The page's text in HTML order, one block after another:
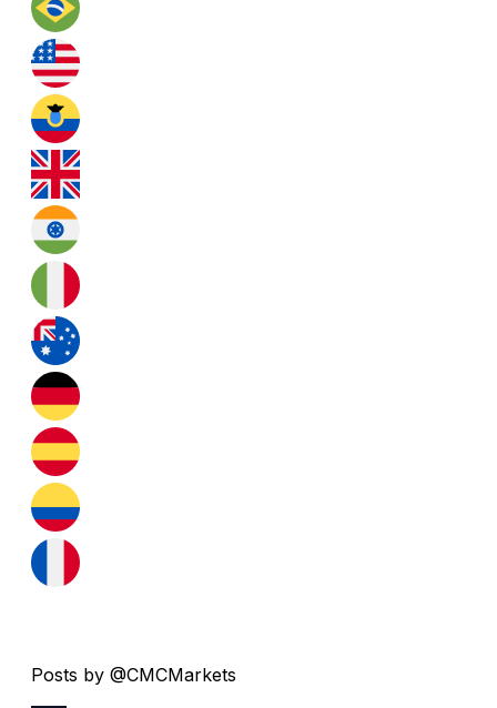
Posts by @CMCMarkets